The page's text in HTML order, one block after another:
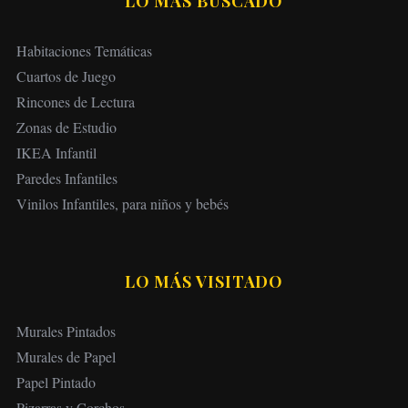
Habitaciones Temáticas
Cuartos de Juego
Rincones de Lectura
Zonas de Estudio
IKEA Infantil
Paredes Infantiles
Vinilos Infantiles, para niños y bebés
LO MÁS VISITADO
Murales Pintados
Murales de Papel
Papel Pintado